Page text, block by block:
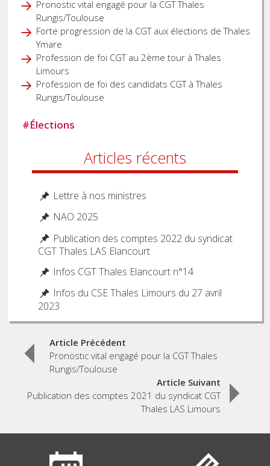
Pronostic vital engagé pour la CGT Thales
Rungis/Toulouse
Forte progression de la CGT aux élections de Thales
Ymare
Profession de foi CGT au 2ème tour à Thales
Limours
Profession de foi des candidats CGT à Thales
Rungis/Toulouse
#Élections
Articles récents
Lettre à nos ministres
NAO 2025
Publication des comptes 2022 du syndicat
CGT Thales LAS Elancourt
Infos CGT Thales Elancourt n°14
Infos du CSE Thales Limours du 27 avril
2023
Post
navigation
Article Précédent
Pronostic vital engagé pour la CGT Thales
Rungis/Toulouse
Article Suivant
Publication des comptes 2021 du syndicat CGT
Thales LAS Limours